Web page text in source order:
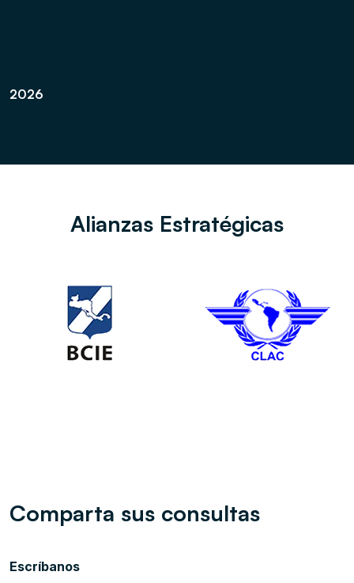
2026
Alianzas Estratégicas
Comparta sus consultas
Escríbanos